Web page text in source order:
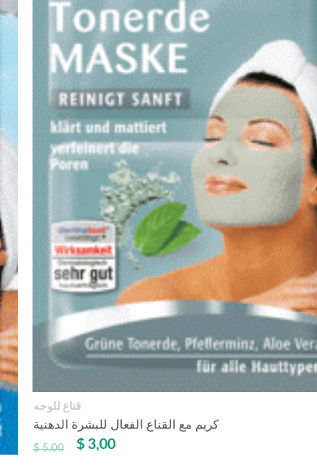
قناع للوجه
كريم مع القناع الفعال للبشرة الدهنية
$5,00 $ 3,00